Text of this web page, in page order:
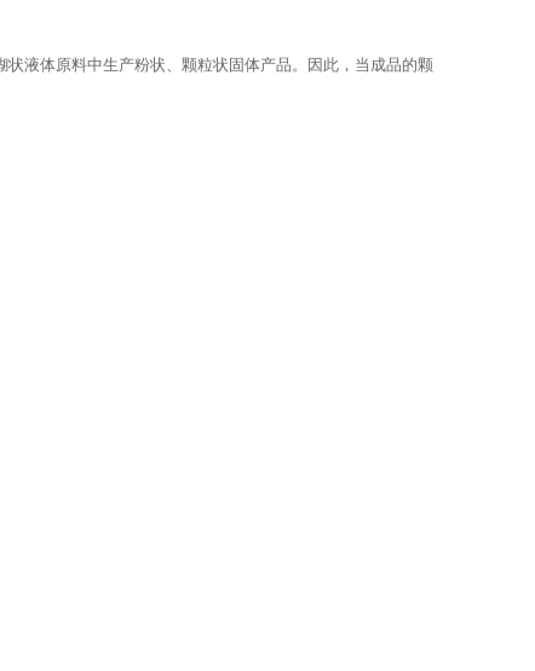
液体原料中生产粉状、颗粒状固体产品。因此，当成品的颗